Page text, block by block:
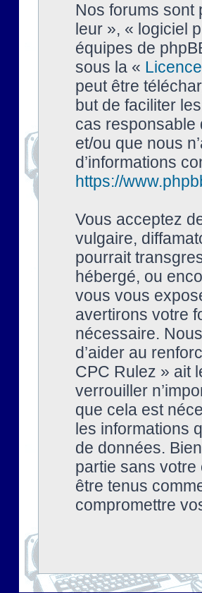
Nos forums sont
leur », « logiciel
équipes de
sous la «
peut être
but de faciliter
cas responsable
et/ou que nous
d’informations
https://
Vous acceptez
vulgaire,
pourrait
hébergé, ou
vous vous
avertirons votre
nécessaire.
d’aider au
CPC Rulez » ait
verrouiller
que cela est
les informations
de données.
partie sans votre
être tenus
compromettre